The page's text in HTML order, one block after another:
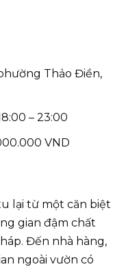
Thảo Điền,
– 23:00
VND
lại từ một căn biệt
gian đậm chất
Đến nhà hàng,
ngoài vườn có